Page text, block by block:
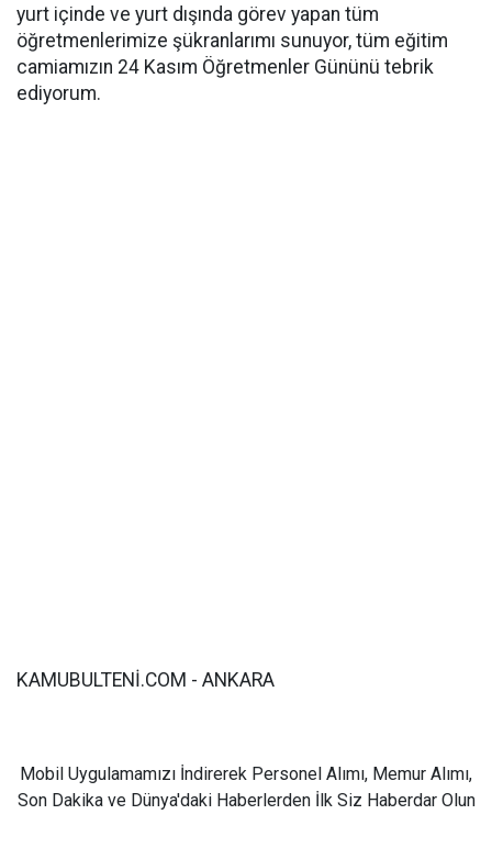
yurt içinde ve yurt dışında görev yapan tüm
öğretmenlerimize şükranlarımı sunuyor, tüm eğitim
camiamızın 24 Kasım Öğretmenler Gününü tebrik
ediyorum.
KAMUBULTENİ.COM - ANKARA
Mobil Uygulamamızı İndirerek Personel Alımı, Memur Alımı,
Son Dakika ve Dünya'daki Haberlerden İlk Siz Haberdar Olun